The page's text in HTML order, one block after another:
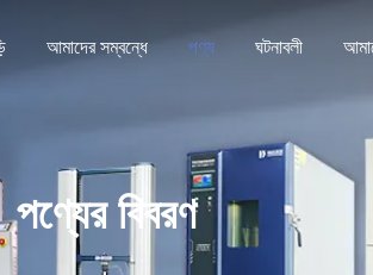
আমাদের সম্বন্ধে পণ্য ঘটনাবলী
পণ্যের বিবরণ